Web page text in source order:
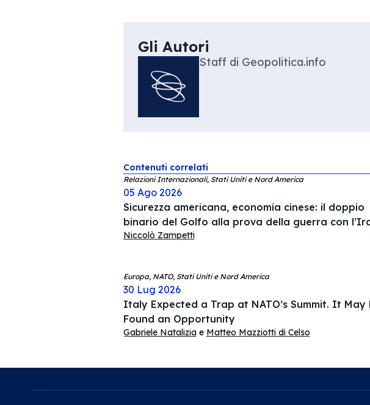
Gli Autori
Staff di Geopolitica.info
Contenuti correlati
Relazioni Internazionali, Stati Uniti e Nord America
05 Ago 2026
Sicurezza americana, economia cinese: il doppio
binario del Golfo alla prova della guerra con
Niccolò Zampetti
Europa, NATO, Stati Uniti e Nord America
30 Lug 2026
Italy Expected a Trap at NATO’s Summit. It May
Found an Opportunity
Gabriele Nataliziae Matteo Mazziotti di Celso